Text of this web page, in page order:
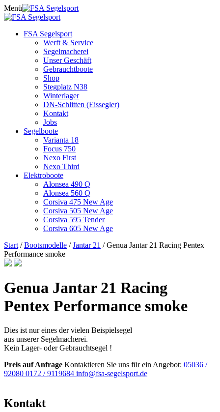
Skip
to
Menü
FSA Segelsport
Werft & Service
Segelmacherei
Unser Geschäft
Gebrauchtboote
Shop
Stegplatz N38
Winterlager
DN-Schlitten (Eissegler)
Kontakt
Jobs
Segelboote
Varianta 18
Focus 750
Nexo First
Nexo Third
Elektroboote
Alonsea 490 Q
Alonsea 560 Q
Corsiva 475 New Age
Corsiva 505 New Age
Corsiva 595 Tender
Corsiva 605 New Age
Start /Bootsmodelle /Jantar 21 / Genua Jantar 21 Racing Pentex
Performance smoke
Genua Jantar 21 Racing
Pentex Performance smoke
Dies ist nur eines der vielen Beispielsegel
aus unserer Segelmacherei.
Kein Lager- oder Gebrauchtsegel !
Preis auf Anfrage Kontaktieren Sie uns für ein Angebot: 05036 /
92080 0172 / 9119684 info@fsa-segelsport.de
Kontakt